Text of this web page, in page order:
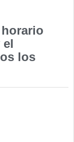
el
los